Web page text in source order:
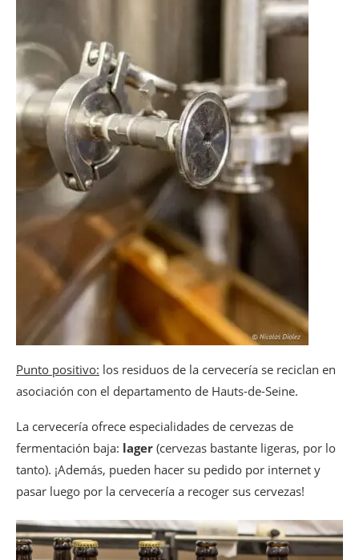
Punto positivo: los residuos de la cervecería se reciclan en
asociación con el departamento de Hauts-de-Seine.
La cervecería ofrece especialidades de cervezas de
fermentación baja: lager (cervezas bastante ligeras, por lo
tanto). ¡Además, pueden hacer su pedido por internet y
pasar luego por la cervecería a recoger sus cervezas!